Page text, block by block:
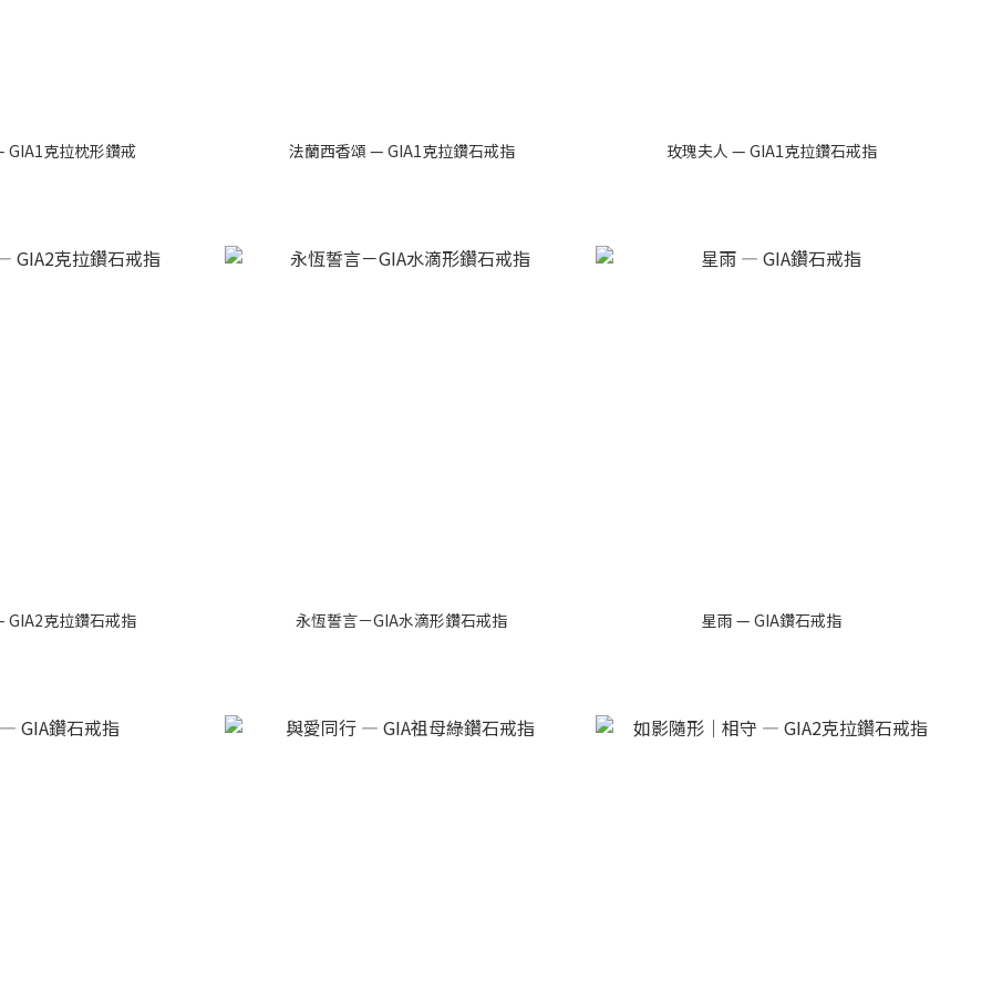
GIA1克拉枕形鑽戒 法蘭西香頌 — GIA1克拉鑽石戒指 玫瑰夫人 — GIA1克拉鑽石戒指
GIA2克拉鑽石戒指 永恆誓言－GIA水滴形鑽石戒指 星雨 — GIA鑽石戒指